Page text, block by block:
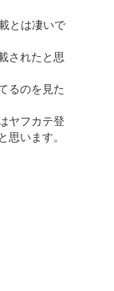
とは凄いで
されたと思
るのを見た
ヤフカテ登
います。